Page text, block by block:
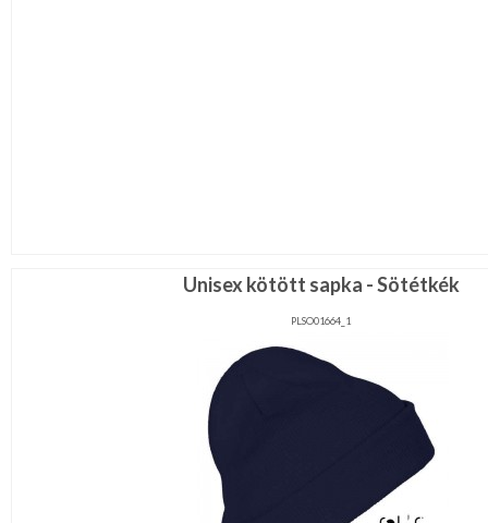
Unisex kötött sapka - Sötétkék
PLSO01664_1